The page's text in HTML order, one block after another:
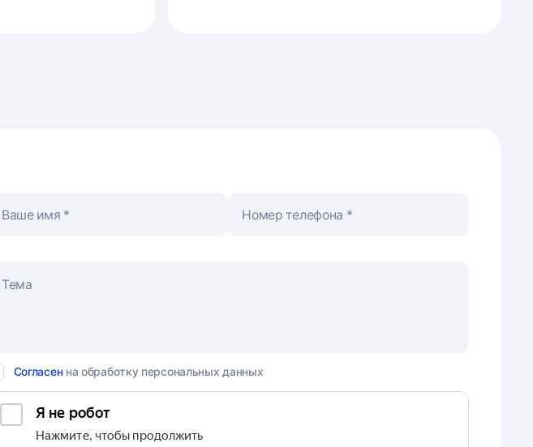
Ваше имя Номер телефона
Согласенна обработку персональных данных